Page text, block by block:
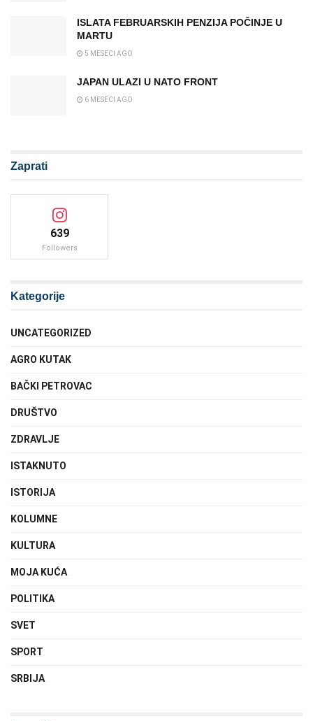
ISLATA FEBRUARSKIH PENZIJA POČINJE U
MARTU
5 MESECI AGO
JAPAN ULAZI U NATO FRONT
6 MESECI AGO
Zaprati
639
Followers
Kategorije
UNCATEGORIZED
AGRO KUTAK
BAČKI PETROVAC
DRUŠTVO
ZDRAVLJE
ISTAKNUTO
ISTORIJA
KOLUMNE
KULTURA
MOJA KUĆA
POLITIKA
SVET
SPORT
SRBIJA